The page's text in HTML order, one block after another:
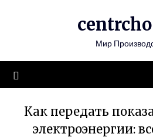
Мир
Как передать
электроэнергии: